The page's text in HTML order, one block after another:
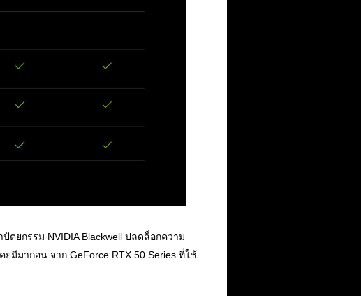
ตยกรรม NVIDIA Blackwell ปลดล็อกความ
มีมาก่อน จาก GeForce RTX 50 Series ที่ใช้